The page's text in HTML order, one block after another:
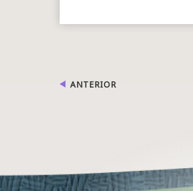
ANTERIOR